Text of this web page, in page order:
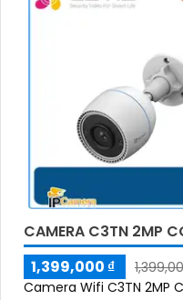
CAMERA C3TN 2MP
1,399,000 ₫
Camera Wifi C3TN 2MP